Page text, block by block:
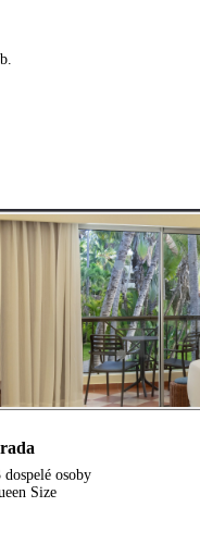
osoby
Size